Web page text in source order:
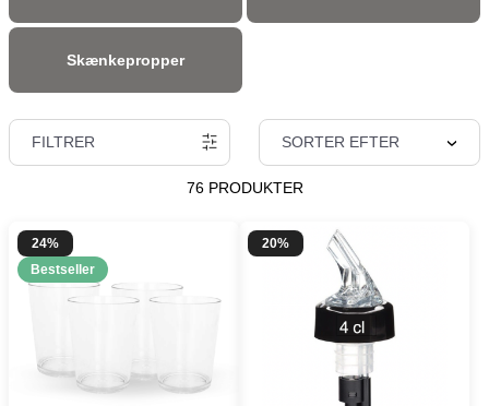
Skænkepropper
FILTRER SORTER EFTER
76 PRODUKTER
24%
Bestseller
20%